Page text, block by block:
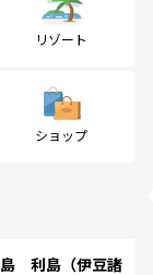
リゾート
ショップ
利島（伊豆諸